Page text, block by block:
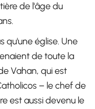
de l'âge du
qu'une église. Une
de toute la
Vahan, qui est
– le chef de
est aussi devenu le